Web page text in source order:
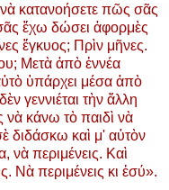
κατανοήσετε πῶς σᾶς
ἔχω δώσει ἀφορμὲς
ἔγκυος; Πρὶν μῆνες.
Μετὰ ἀπὸ ἐννέα
ὑπάρχει μέσα ἀπὸ
γεννιέται τὴν ἄλλη
κάνω τὸ παιδὶ νὰ
διδάσκω καὶ μ' αὐτὸν
νὰ περιμένεις. Καὶ
Νὰ περιμένεις κι ἐσύ».